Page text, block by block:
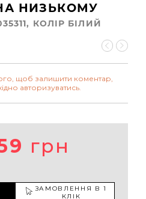
НИЗЬКОМУ
КОЛIР БІЛИЙ
щоб залишити коментар,
авторизуватись.
грн
ЗАМОВЛЕННЯ В 1
КЛІК